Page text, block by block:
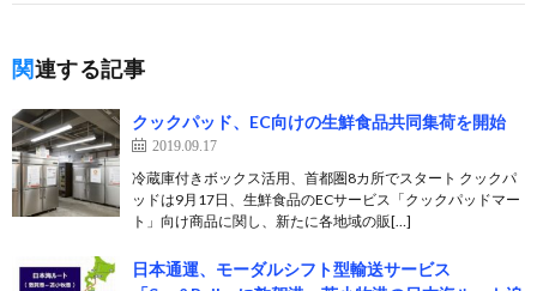
関連する記事
クックパッド、EC向けの生鮮食品共同集荷を開始
2019.09.17
冷蔵庫付きボックス活用、首都圏8カ所でスタート クックパ
ッドは9月17日、生鮮食品のECサービス「クックパッドマー
ト」向け商品に関し、新たに各地域の販[…]
日本通運、モーダルシフト型輸送サービス